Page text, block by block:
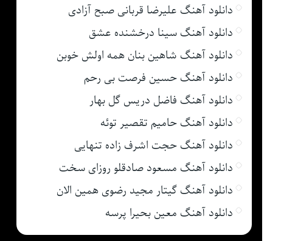
دانلود آهنگ علیرضا قربانی صبح آزادی
دانلود آهنگ سینا درخشنده عشق
دانلود آهنگ شاهین بنان همه اولش خوبن
دانلود آهنگ حسین فرصت بی رحم
دانلود آهنگ فاضل دریس گل بهار
دانلود آهنگ حامیم تقصیر توئه
دانلود آهنگ حجت اشرف زاده تنهایی
دانلود آهنگ مسعود صادقلو روزای سخت
دانلود آهنگ گیتار مجید رضوی همین الان
دانلود آهنگ معین بحیرا پرسه